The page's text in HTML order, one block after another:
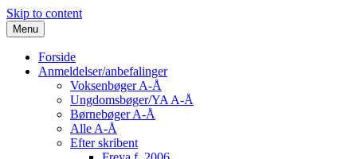
Skip to content
Menu
Forside
Anmeldelser/anbefalinger
Voksenbøger A-Å
Ungdomsbøger/YA A-Å
Børnebøger A-Å
Alle A-Å
Efter skribent